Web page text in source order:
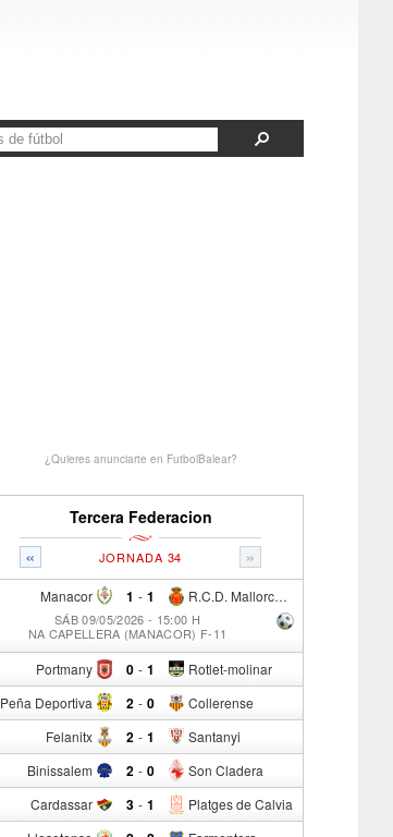
¿Quieres anunciarte en FutbolBalear?
Tercera Federacion
« »
JORNADA 34
Manacor 1 - R.C.D. Mallorca Sad "B"
1
SÁB 09/05/2026 - 15:00 H
NA CAPELLERA (MANACOR) F-11
Portmany 0 - Rotlet-molinar
1
Peña Deportiva 2 - Collerense
0
Felanitx 2 - Santanyi
1
Binissalem 2 - Son Cladera
0
Cardassar 3 - Platges de Calvia
1